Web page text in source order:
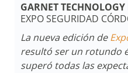
GARNET TECHNOLOGY
EXPO SEGURIDAD
La nueva edición de
resultó ser un rotundo
superó todas las